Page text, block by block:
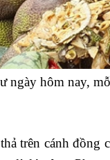
ngày hôm nay,
trên cánh đồng